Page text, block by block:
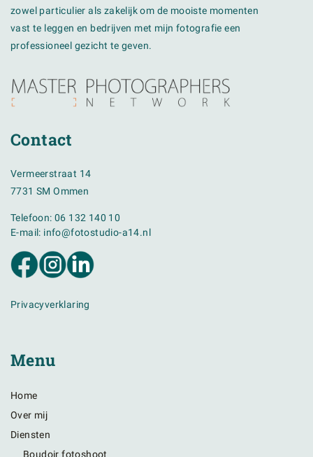
zowel particulier als zakelijk om de mooiste momenten
vast te leggen en bedrijven met mijn fotografie een
professioneel gezicht te geven.
Contact
Vermeerstraat 14
7731 SM Ommen
Telefoon:06 132 140 10
E-mail: info@fotostudio-a14.nl
Privacyverklaring
Menu
Home
Over mij
Diensten
Boudoir fotoshoot